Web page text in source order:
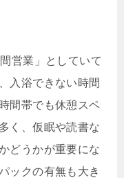
営業」としていて
入浴できない時間
間帯でも休憩スペ
く、仮眠や読書な
どうかが重要にな
ックの有無も大き